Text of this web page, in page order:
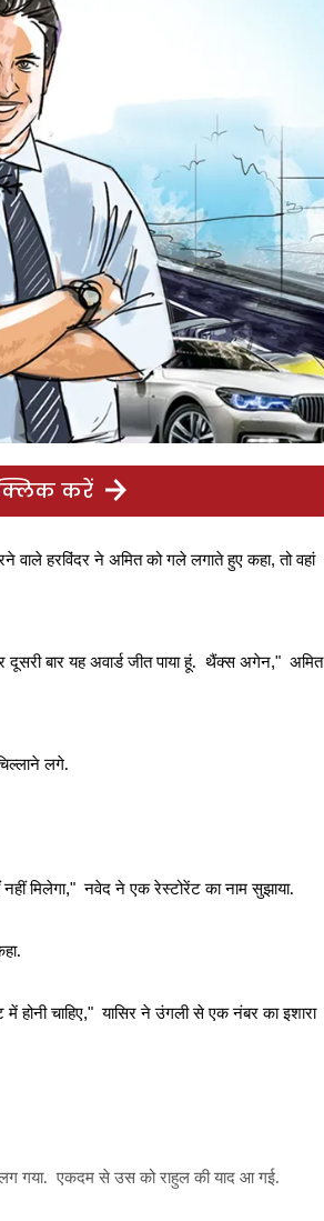
करें
वाले हरविंदर ने अमित को गले लगाते हुए कहा,तो वहां
बार यह अवार्ड जीत पाया हूं. थैंक्स अगेन," अमित
लगे.
मिलेगा,"नवेद ने एक रेस्टोरेंट का नाम सुझाया.
होनी चाहिए,"यासिर ने उंगली से एक नंबर का इशारा
गया. एकदम से उस को राहुल की याद आ गई.